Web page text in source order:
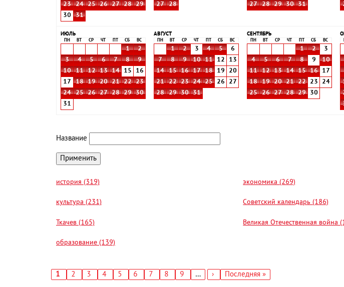
23
24 25 26 27 28
29
30
31
27
28
27
28 29 30 31
ИЮЛЬ
ПН ВТ СР ЧТ СБ ВС
1
2
3
4 5 6 7 8
9
10
11 12 13 14 15
16
17
18 19 20 21 22
23
24
25 26 27 28 29
30
31
АВГУСТ
ПН ВТ СР ЧТ СБ ВС
1 2 3 4 5
6
7
8 9 10 11 12
13
14
15 16 17 18 19
20
21
22 23 24 25 26
27
28
29 30 31
СЕНТЯБРЬ
ПН ВТ СР ЧТ СБ ВС
1 2
3
4
5 6 7 8 9
10
11
12 13 14 15 16
17
18
19 20 21 22 23
24
25
26 27 28 29 30
Название
история (319) экономика (269)
культура (231) Советский календарь (186)
Ткачев (165) Великая Отечественная война
образование (139)
Текущая
1 Страница
2 Страница
3 Страница
4 Страница
5 Страница
6 Страница
7 Страница
8 Страница
9 …
Следующая
›
Последняя
Последняя »